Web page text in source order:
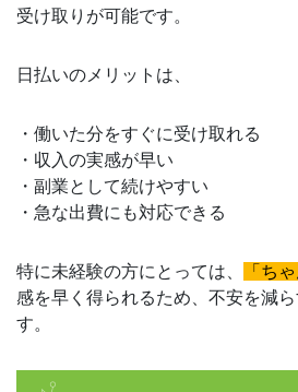
受け取りが可能です。
日払いのメリットは、
・働いた分をすぐに受け取れる
・収入の実感が早い
・副業として続けやすい
・急な出費にも対応できる
特に未経験の方にとっては、 「ち
感を早く得られるため、不安を減
す。